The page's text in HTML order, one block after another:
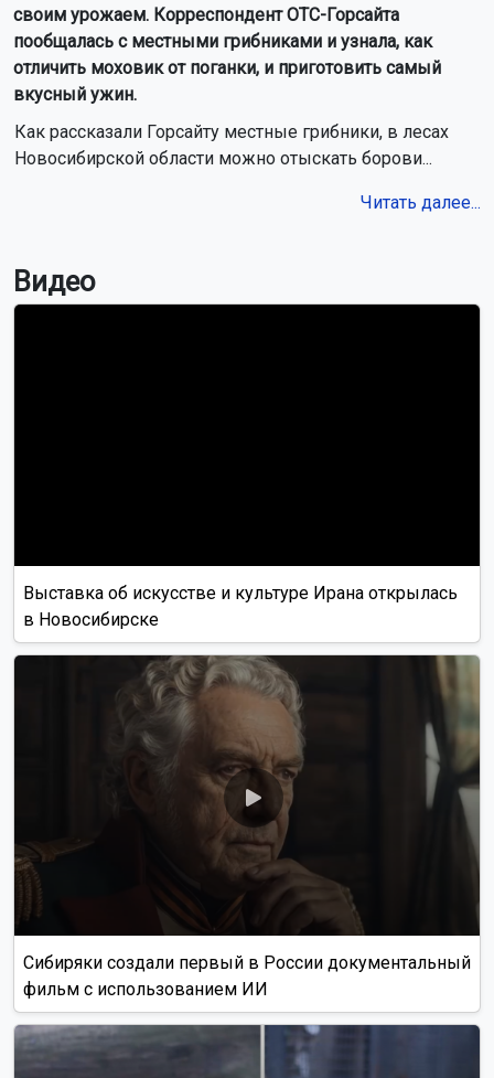
своим урожаем. Корреспондент ОТС-Горсайта
пообщалась с местными грибниками и узнала, как
отличить моховик от поганки, и приготовить самый
вкусный ужин.
Как рассказали Горсайту местные грибники, в лесах
Новосибирской области можно отыскать борови...
Читать далее...
Видео
Выставка об искусстве и культуре Ирана открылась
в Новосибирске
Сибиряки создали первый в России документальный
фильм с использованием ИИ